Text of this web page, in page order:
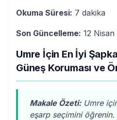
Okuma Süresi: 7 dakika
Son Güncelleme: 12 Nisan
Umre İçin En İyi
Güneş Koruması ve
Makale Özeti:Umre
eşarp seçimini öğrenin.